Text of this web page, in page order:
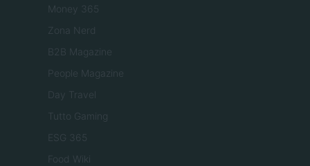
Money 365
Zona Nerd
B2B Magazine
People Magazine
Day Travel
Tutto Gaming
ESG 365
Food Wiki